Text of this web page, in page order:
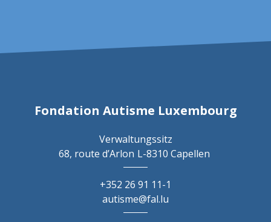
Fondation Autisme Luxembourg
Verwaltungssitz
68, route d’Arlon L-8310 Capellen
+352 26 91 11-1
autisme@fal.lu